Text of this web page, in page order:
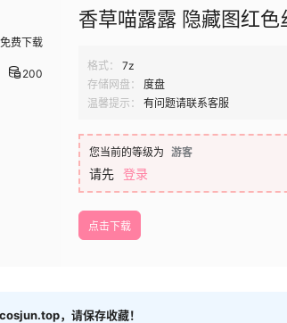
免费下载
200
香草喵露露 隐藏图红色
格式： 7z
存储网盘：
度盘
温馨提示：
有问题请联系客服
您当前的等级为 游客
请先 登录
点击下载
，请保存收藏！